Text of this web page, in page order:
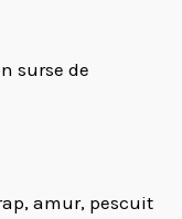
surse de
amur, pescuit